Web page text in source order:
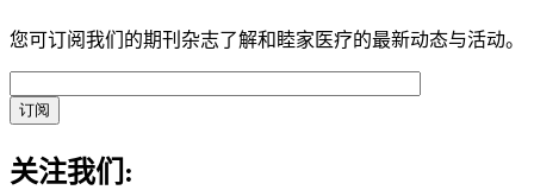
您可订阅我们的期刊杂志了解和睦家医疗的最新动态与活动。
关注我们: